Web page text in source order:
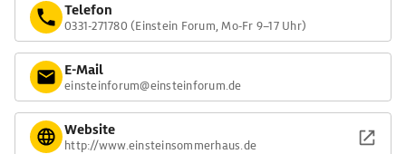
Telefon
0331-271780 (Einstein Forum, Mo-Fr 9–17 Uhr)
E-Mail
einsteinforum@einsteinforum.de
Website
http://www.einsteinsommerhaus.de